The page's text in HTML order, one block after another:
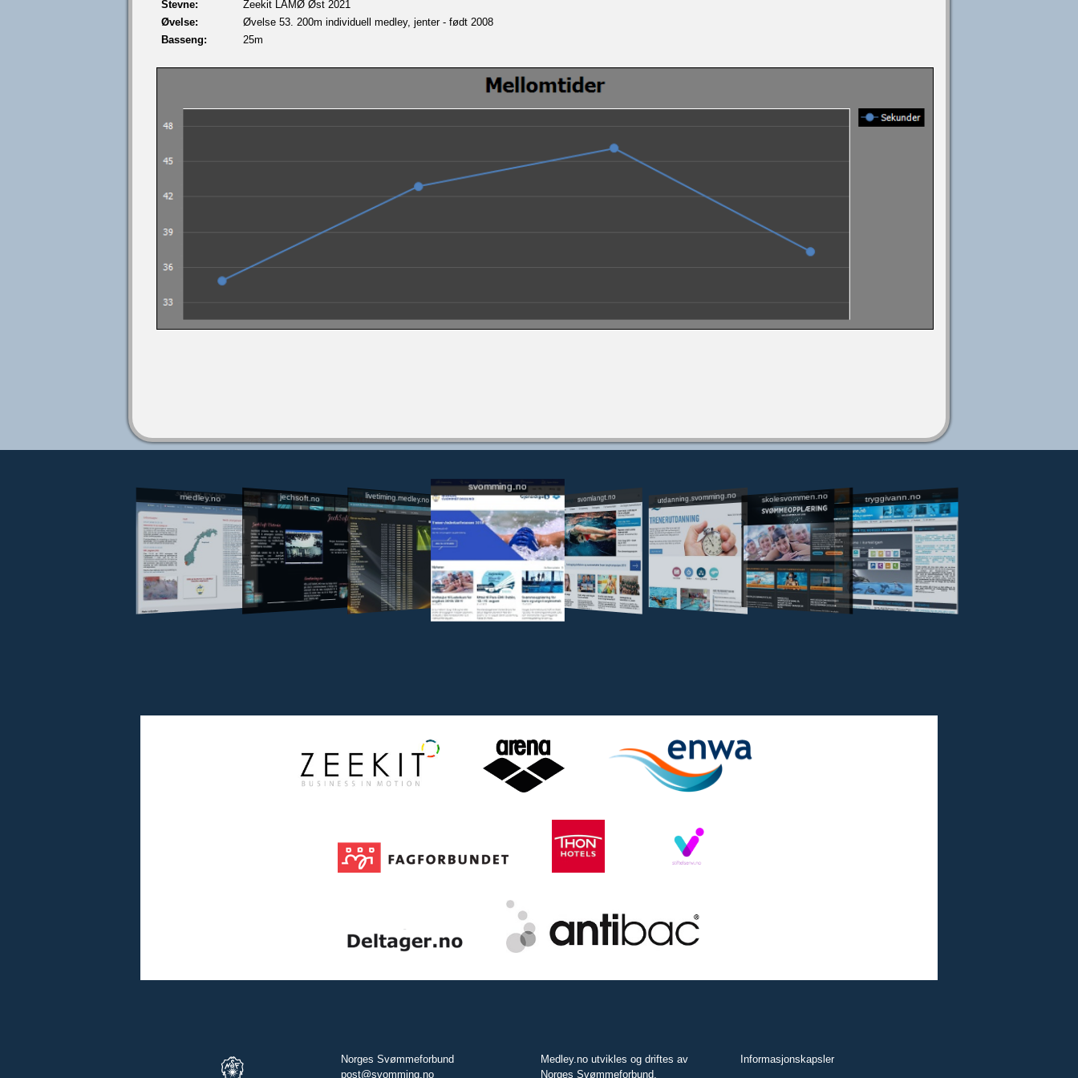
Stevne:
Zeekit LÅMØ Øst 2021
Øvelse:
Øvelse 53. 200m individuell medley, jenter - født 2008
Basseng:
25m
medley.no jechsoft.no livetiming.medley.no
svomming.no
svomlangt.no utdanning.svomming.no skolesvommen.no tryggivann.no
Norges Svømmeforbund
post@svomming.no
Medley.no utvikles og driftes av
Norges Svømmeforbund.
Informasjonskapsler